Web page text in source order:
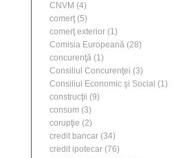
CNVM (4)
comerţ (5)
comerţ exterior (1)
Comisia Europeană (28)
concurenţă (1)
Consiliul Concurenţei (3)
Consiliul Economic şi Social (1)
construcţii (9)
consum (3)
corupţie (2)
credit bancar (34)
credit ipotecar (76)